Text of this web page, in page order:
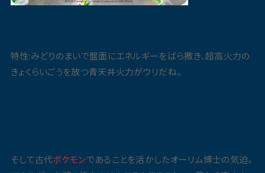
特性:みどりのまいで盤面にエネルギーをばら撒き、超高火力の
きょくらいごうを放つ青天井火力がウリだね。
そして古代ポケモンであることを活かしたオーリム博士の気迫。